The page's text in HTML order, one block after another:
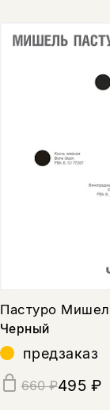
Пастуро
Черный
предзаказ
660 ₽495 ₽